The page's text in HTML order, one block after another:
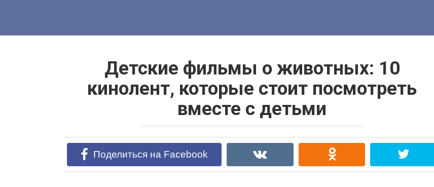
Детские фильмы о животных: 10
кинолент, которые стоит посмотреть
вместе с детьми
Поделиться на Facebook